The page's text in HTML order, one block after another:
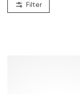
SALE
Filter